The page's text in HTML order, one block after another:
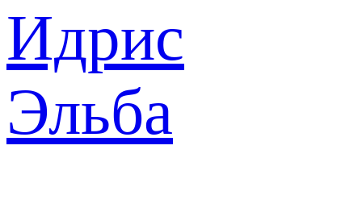
Идрис
Эльба